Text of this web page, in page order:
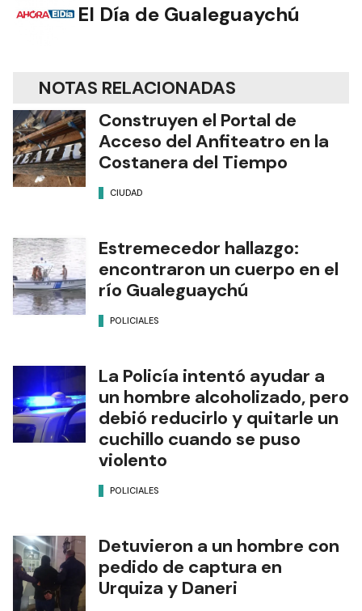
El Día de Gualeguaychú
NOTAS RELACIONADAS
Construyen el Portal de
Acceso del Anfiteatro en la
Costanera del Tiempo
CIUDAD
Estremecedor hallazgo:
encontraron un cuerpo en el
río Gualeguaychú
POLICIALES
La Policía intentó ayudar a
un hombre alcoholizado, pero
debió reducirlo y quitarle un
cuchillo cuando se puso
violento
POLICIALES
Detuvieron a un hombre con
pedido de captura en
Urquiza y Daneri